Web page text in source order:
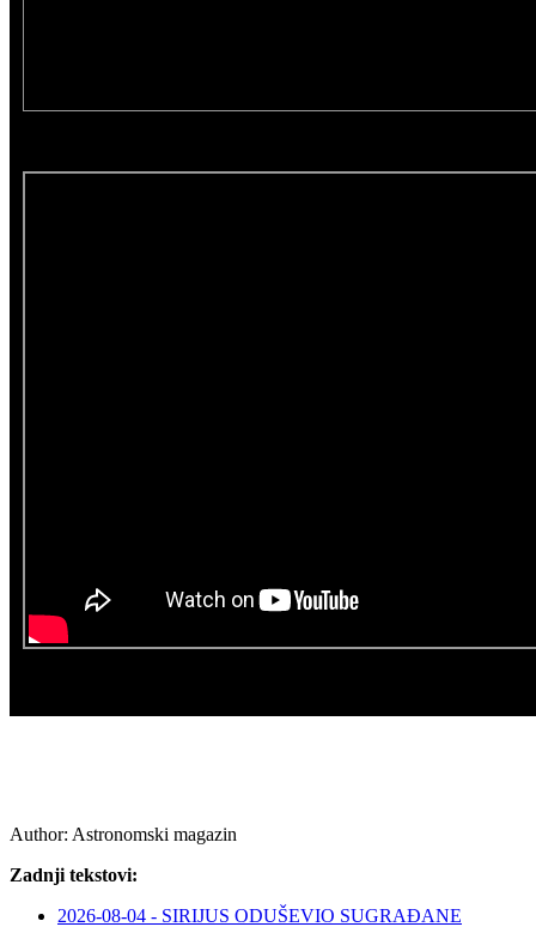
Author: Astronomski magazin
Zadnji tekstovi:
2026-08-04 - SIRIJUS ODUŠEVIO SUGRAĐANE